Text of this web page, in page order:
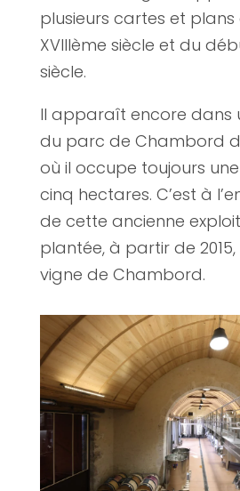
plusieurs cartes et
XVIIIème siècle et du
siècle.
Il apparaît encore dans
du parc de Chambord
où il occupe toujours
cinq hectares. C’est à
de cette ancienne
plantée, à partir de
vigne de Chambord.